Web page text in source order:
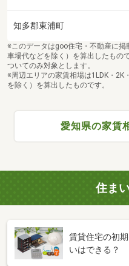
知多郡東浦町
※このデータはgoo住宅・不動産に
車場代などを除く）を算出したもの
ついてのみ対象とします。
※周辺エリアの家賃相場は1LDK・2K
を除く）を算出したものです。
愛知県の家賃
住ま
賃貸住宅の初
いはできる？